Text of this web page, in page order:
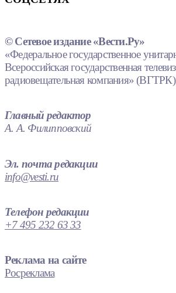
© Сетевое издание «Вести.Ру»
«Федеральное государственное
Всероссийская государственная
радиовещательная компания»
Главный редактор
А. А. Филипповский
Эл. почта редакции
info@vesti.ru
Телефон редакции
+7 495 232 63 33
Реклама на сайте
Росреклама